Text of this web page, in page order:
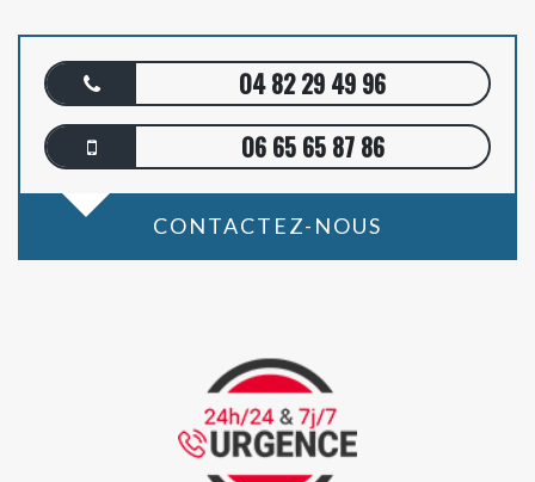
04 82 29 49 96
06 65 65 87 86
CONTACTEZ-NOUS